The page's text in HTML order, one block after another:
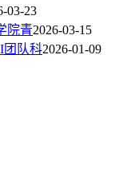
03-23
院青2026-03-15
团队科2026-01-09